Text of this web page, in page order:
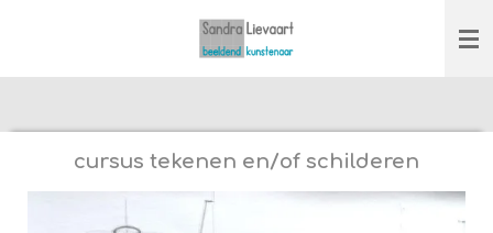
cursus tekenen en/of schilderen